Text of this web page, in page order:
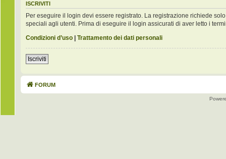
ISCRIVITI
Per eseguire il login devi essere registrato. La registrazione richiede
speciali agli utenti. Prima di eseguire il login assicurati di aver letto i
Condizioni d’uso | Trattamento dei dati personali
Iscriviti
FORUM